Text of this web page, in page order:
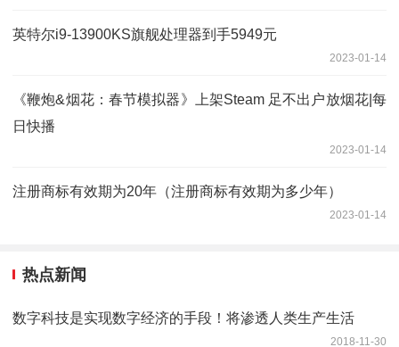
英特尔i9-13900KS旗舰处理器到手5949元
2023-01-14
《鞭炮&烟花：春节模拟器》上架Steam 足不出户放烟花|每
日快播
2023-01-14
注册商标有效期为20年（注册商标有效期为多少年）
2023-01-14
热点新闻
数字科技是实现数字经济的手段！将渗透人类生产生活
2018-11-30